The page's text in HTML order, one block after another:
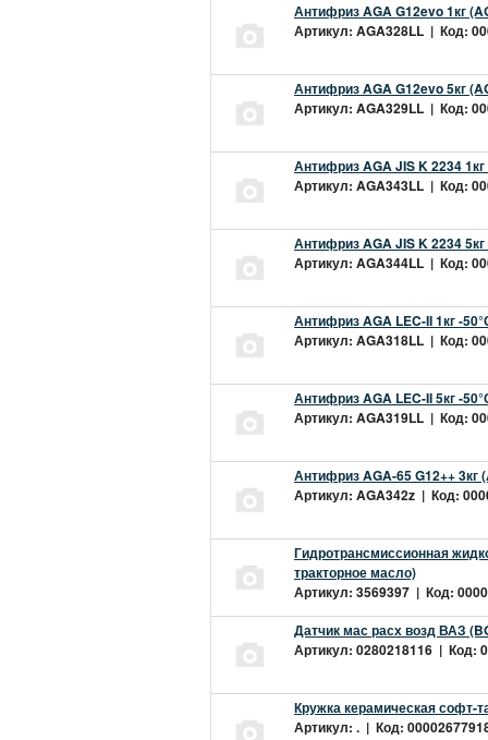
Антифриз AGA G12evo 1кг
Артикул: AGA328LL | Код:
Антифриз AGA G12evo 5кг
Артикул: AGA329LL | Код:
Антифриз AGA JIS K 2234
Артикул: AGA343LL | Код:
Антифриз AGA JIS K 2234
Артикул: AGA344LL | Код:
Антифриз AGA LEC-II 1кг -
Артикул: AGA318LL | Код:
Антифриз AGA LEC-II 5кг -
Артикул: AGA319LL | Код:
Антифриз AGA-65 G12++ 3кг
Артикул: AGA342z | Код:
Гидротрансмиссионная
тракторное масло)
Артикул: 3569397 | Код:
Датчик мас расх возд ВАЗ
Артикул: 0280218116 | Код:
Кружка керамическая софт-
Артикул: . | Код: